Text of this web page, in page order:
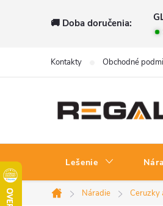
🚚 Doba doručenia:
Kontakty Obchodné
Lešenie
Domov
Náradie Ceruzky